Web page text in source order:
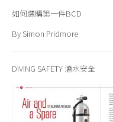
如何選購第一件BCD
By Simon Pridmore
DIVING SAFETY 潛水安全